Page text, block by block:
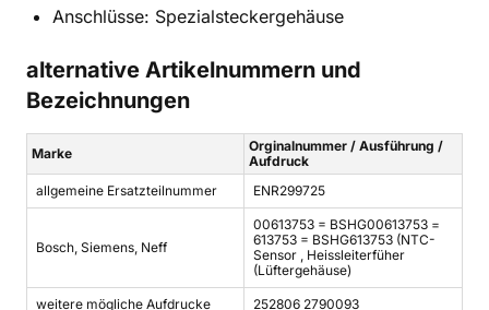
Anschlüsse: Spezialsteckergehäuse
alternative Artikelnummern und
Bezeichnungen
Marke
Orginalnummer / Ausführung /
Aufdruck
allgemeine Ersatzteilnummer
ENR299725
Bosch, Siemens, Neff
00613753 = BSHG00613753 =
613753 = BSHG613753 (NTC-
Sensor , Heissleiterfüher
(Lüftergehäuse)
weitere mögliche Aufdrucke 252806 2790093